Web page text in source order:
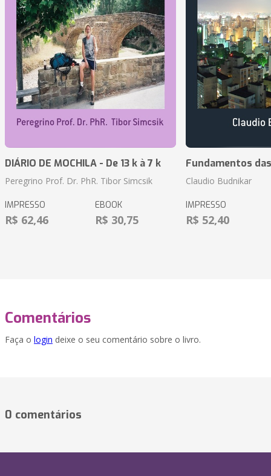
DIÁRIO DE MOCHILA - De 13 k à 7 k
Peregrino Prof. Dr. PhR. Tibor Simcsik
IMPRESSO
R$ 62,46
EBOOK
R$ 30,75
Fundamentos
Claudio Budnikar
IMPRESSO
R$ 52,40
Comentários
Faça o login deixe o seu comentário sobre o livro.
0 comentários